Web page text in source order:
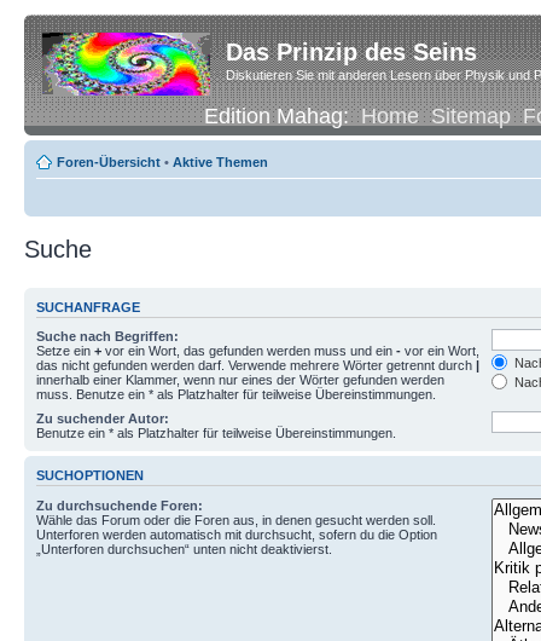
Das Prinzip des Seins
Diskutieren Sie mit anderen Lesern über Physik und
Edition Mahag:Home Sitemap
Foren-Übersicht • Aktive Themen
Suche
SUCHANFRAGE
Suche nach Begriffen:
Setze ein + vor ein Wort, das gefunden werden muss und ein - vor ein Wort,
das nicht gefunden werden darf. Verwende mehrere Wörter getrennt durch |
innerhalb einer Klammer, wenn nur eines der Wörter gefunden werden
muss. Benutze ein * als Platzhalter für teilweise Übereinstimmungen.
Zu suchender Autor:
Benutze ein * als Platzhalter für teilweise Übereinstimmungen.
SUCHOPTIONEN
Zu durchsuchende Foren:
Wähle das Forum oder die Foren aus, in denen gesucht werden soll.
Unterforen werden automatisch mit durchsucht, sofern du die Option
„Unterforen durchsuchen“ unten nicht deaktivierst.